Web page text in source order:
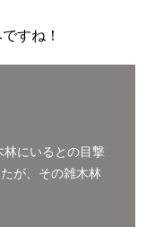
すね！
林にいるとの目撃
が、その雑木林